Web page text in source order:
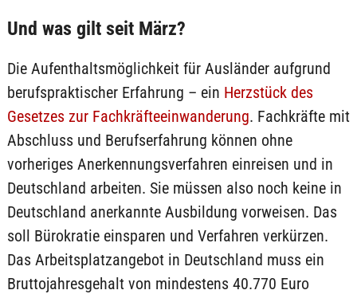
Und was gilt seit März?
Die Aufenthaltsmöglichkeit für Ausländer aufgrund
berufspraktischer Erfahrung – ein Herzstück des
Gesetzes zur Fachkräfteeinwanderung. Fachkräfte mit
Abschluss und Berufserfahrung können ohne
vorheriges Anerkennungsverfahren einreisen und in
Deutschland arbeiten. Sie müssen also noch keine in
Deutschland anerkannte Ausbildung vorweisen. Das
soll Bürokratie einsparen und Verfahren verkürzen.
Das Arbeitsplatzangebot in Deutschland muss ein
Bruttojahresgehalt von mindestens 40.770 Euro